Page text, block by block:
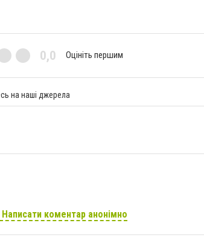
0,0 Оцініть першим
на наші джерела
Написати коментар анонімно